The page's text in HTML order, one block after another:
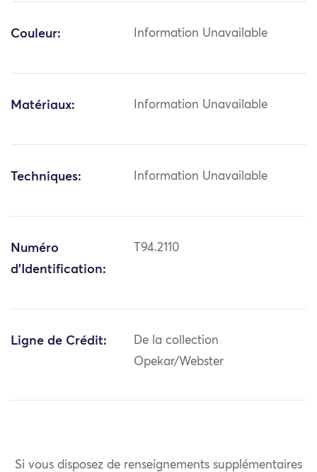
Couleur: Information Unavailable
Matériaux: Information Unavailable
Techniques: Information Unavailable
Numéro
d'Identification:
T94.2110
Ligne de Crédit:
De la collection
Opekar/Webster
Si vous disposez de renseignements supplémentaires